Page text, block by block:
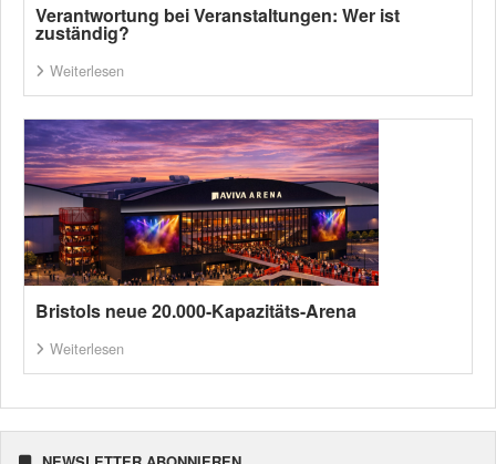
Verantwortung bei Veranstaltungen: Wer ist
zuständig?
Weiterlesen
Bristols neue 20.000-Kapazitäts-Arena
Weiterlesen